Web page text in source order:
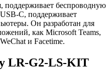
поддерживает беспроводную
C, поддерживает
Он разработан для
как Microsoft Teams,
и Facetime.
LR-G2-LS-KIT